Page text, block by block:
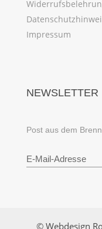
Impressum
NEWSLETTER
Post aus dem
© Webdesign